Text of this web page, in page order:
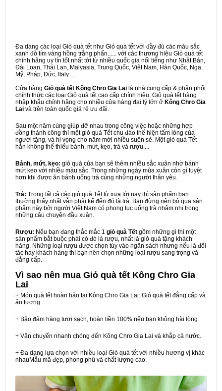
Đa dạng các loại Giỏ quà tết như Giỏ quà tết với đầy đủ các màu sắc
xanh đỏ tím vàng hồng trắng phấn...... với các thương hiệu Giỏ quà tết
chính hãng uy tín tốt nhất tới từ nhiều quốc gia nổi tiếng như Nhật Bản,
Đài Loan, Thái Lan, Malyasia, Trung Quốc, Việt Nam, Hàn Quốc, Nga,
Mỹ, Pháp, Đức, Italy.....
Cửa hàng Giỏ quà tết Kông Chro Gia Lai là nhà cung cấp & phân phối
chính thức các loại Giỏ quà tết cao cấp chính hiệu, Giỏ quà tết hàng
nhập khẩu chính hãng cho nhiều cửa hàng đại lý lớn ở Kông Chro Gia
Lai và trên toàn quốc giá rẻ ưu đãi.
Sau một năm cùng giúp đỡ nhau trong công việc hoặc những hợp
đồng thành công thì một giỏ quà Tết chu đáo thể hiện tấm lòng của
người tặng, và hi vọng cho năm mới nhiều suôn sẻ. Một giỏ quà Tết
hẳn không thể thiếu bánh, mứt, kẹo, trà và rượu,...
Bánh, mứt, kẹo: giỏ quà của bạn sẽ thêm nhiều sắc xuân nhờ bánh
mứt kẹo với nhiều màu sắc. Trong những ngày mùa xuân còn gì tuyệt
hơn khi được ăn bánh uống trà cùng những người thân yêu.
Trà: Trong tất cả các giỏ quà Tết từ xưa tới nay thì sản phẩm bạn
thường thấy nhất vẫn phải kể đến đó là trà. Bạn đừng nên bỏ qua sản
phẩm này bởi người Việt Nam có phong tục uống trà nhâm nhi trong
những câu chuyện đầu xuân.
Rượu: Nếu bạn đang thắc mắc 1 giỏ quà Tết gồm những gì thì một
sản phẩm bắt buộc phải có đó là rượu, nhất là giỏ quà tặng khách
hàng. Những loại rượu được chọn tùy vào ngân sách nhưng nếu là đối
tác hay khách hàng thì bạn nên chọn những loại rượu sang trọng và
đẳng cấp.
Vì sao nên mua Giỏ quà tết Kông Chro Gia
Lai
+ Món quà tết hoàn hảo tại Kông Chro Gia Lai: Giỏ quà tết đẳng cấp và
ấn tượng.
+ Bảo đảm hàng tươi sạch, hoàn tiền 100% nếu bạn không hài lòng
+ Vận chuyển nhanh chóng đến Kông Chro Gia Lai và khắp cả nước.
+ Đa dạng lựa chọn với nhiều loại Giỏ quà tết với nhiều hương vị khác
nhauMẫu mã đẹp, phong phú và chất lượng cao.